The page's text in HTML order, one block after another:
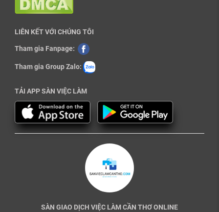
LIÊN KẾT VỚI CHÚNG TÔI
Tham gia Fanpage:
Tham gia Group Zalo:
TẢI APP SÀN VIỆC LÀM
SÀN GIAO DỊCH VIỆC LÀM CẦN THƠ ONLINE